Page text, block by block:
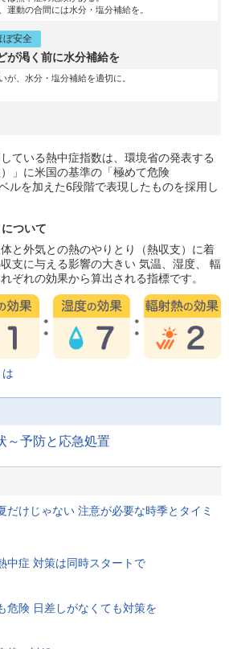
運動の合間には水分・塩分補給を。
ぼ安全
が渇く前に水分補給を
が、水分・塩分補給を適切に。
ている熱中症指数は、環境省の発表する
」に米国の基準の「極めて危険
ルを加えた6段階で表現したものを採用し
ついて
と外気との熱のやりとり（熱収支）に着
支に与える影響の大きい 気温、湿度、 輻
ぞれの効果から算出される指標です。
予防と応急処置
だけじゃない 注意が必要な時季とタイミ
中症 対策は同時スタートで
危険 日差しがなくても対策を